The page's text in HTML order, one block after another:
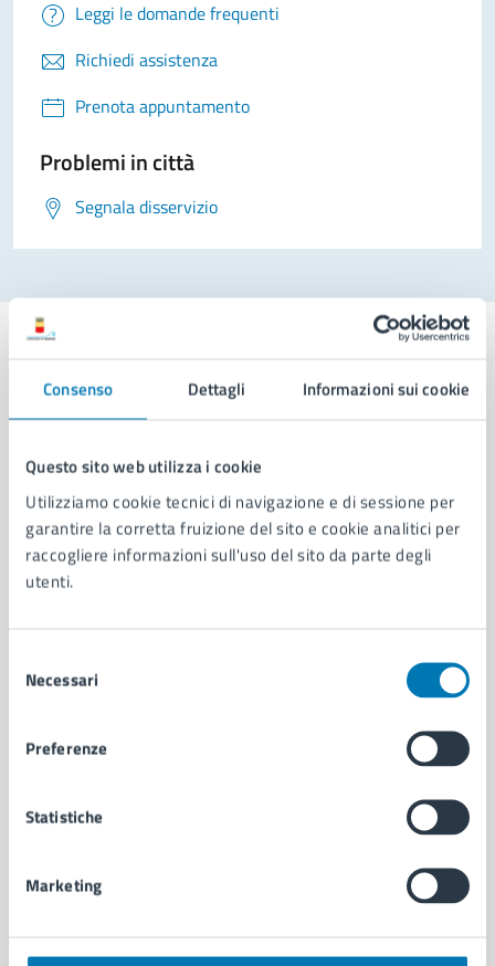
Consenso Dettagli Informazioni sui cookie
Questo sito web utilizza i cookie
Utilizziamo cookie tecnici di navigazione e di sessione per
garantire la corretta fruizione del sito e cookie analitici per
raccogliere informazioni sull'uso del sito da parte degli
utenti.
delNecessari
Preferenze
Statistiche
Marketing
Leggi le domande frequenti
Richiedi assistenza
Prenota appuntamento
Problemi in città
Segnala disservizio
Comune di Napoli
AMMINISTRAZIONE
Aree amministrative
Organi di governo
Municipalità
Personale amministrativo
Intranet, posta aziendale e protocollo
CATEGORIE DI SERVIZIO
Autorizzazioni
Documenti e certificati